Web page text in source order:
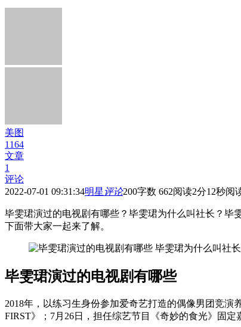
美图
1164
文章
1
评论
2022-07-01 09:31:34明星 评论200字数 662阅读2分12秒阅
毕雯珺演过的电视剧有哪些？毕雯珺为什么叫社长？毕
下面带大家一起来了解。
毕雯珺演过的电视剧有哪些
2018年，以练习生身份参加爱奇艺打造的偶像男团竞
FIRST》；7月26日，担任综艺节目《奇妙的食光》固